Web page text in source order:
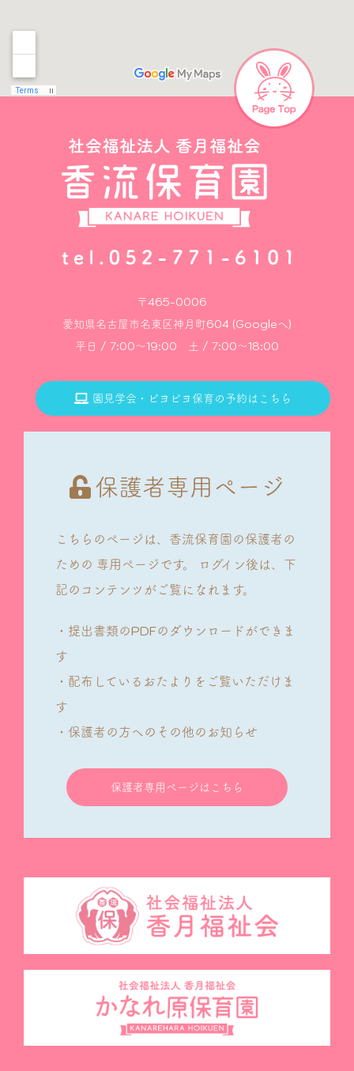
〒465-0006
愛知県名古屋市名東区神月町604 (Googleへ)
平日 / 7:00～19:00 土 / 7:00～18:00
園見学会・ピヨピヨ保育の予約はこちら
保護者専用ページ
こちらのページは、香流保育園の保護者の
ための 専用ページです。
ログイン後は、下
記のコンテンツがご覧になれます。
・提出書類のPDFのダウンロードができま
す
・配布しているおたよりをご覧いただけま
す
・保護者の方へのその他のお知らせ
保護者専用ページはこちら